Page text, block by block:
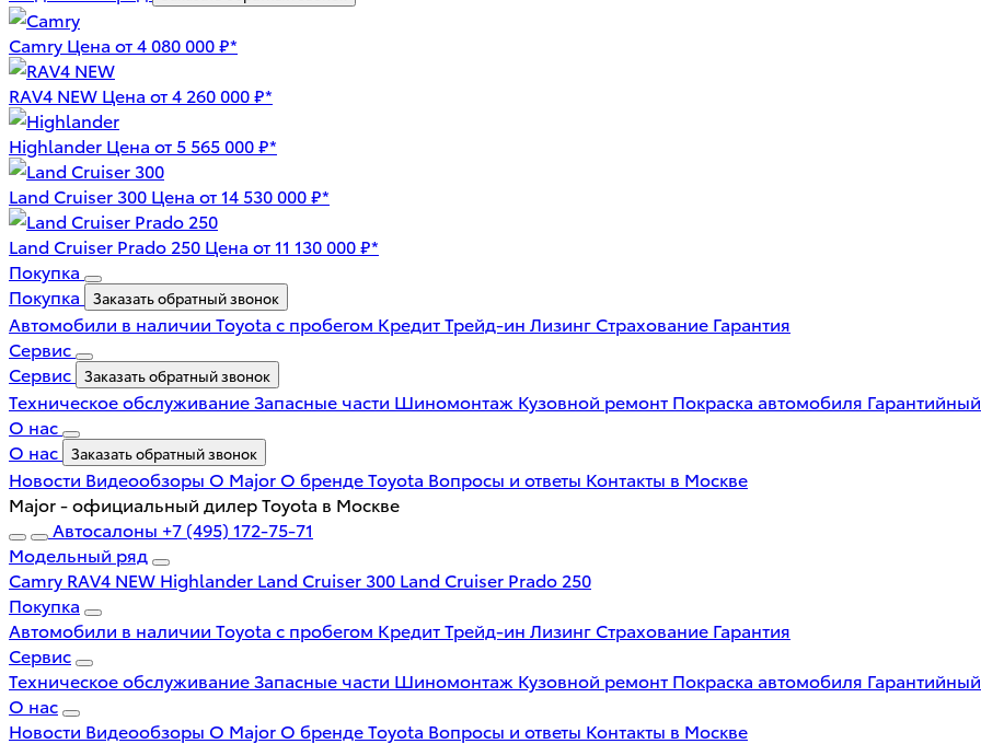
Camry Цена от 4 080 000 ₽*
RAV4 NEW Цена от 4 260 000 ₽*
Highlander Цена от 5 565 000 ₽*
Land Cruiser 300 Цена от 14 530 000 ₽*
Land Cruiser Prado 250 Цена от 11 130 000 ₽*
Покупка
Покупка
Заказать обратный звонок
Автомобили в наличии Toyota с пробегом КредитТрейд-ин Лизинг Страхование Гарантия
Сервис
Сервис
Заказать обратный звонок
Техническое обслуживаниеЗапасные части Шиномонтаж Кузовной ремонт Покраска автомобиля
О нас
О нас
Заказать обратный звонок
Новости Видеообзоры О Major О бренде Toyota Вопросы и ответы Контакты в Москве
Major - официальный дилер Toyota в Москве
Автосалоны +7 (495) 172-75-71
Модельный ряд
Camry RAV4 NEW Highlander Land Cruiser 300 Land Cruiser Prado 250
Покупка
Автомобили в наличии Toyota с пробегом КредитТрейд-ин Лизинг Страхование Гарантия
Сервис
Техническое обслуживаниеЗапасные части Шиномонтаж Кузовной ремонт Покраска автомобиля
О нас
Новости Видеообзоры О Major О бренде Toyota Вопросы и ответы Контакты в Москве